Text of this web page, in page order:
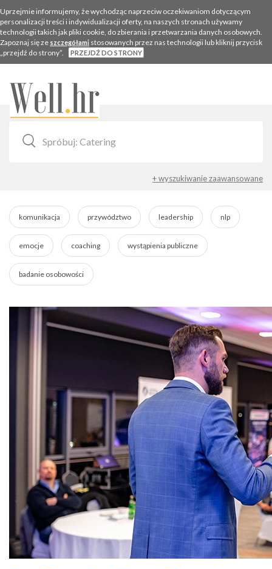
Uprzejmie informujemy, że wychodząc naprzeciw oczekiwaniom dotyczącym
personalizacji treści i indywidualizacji oferty, na naszych stronach używamy
technologii takich jak pliki cookie, do zbierania i przetwarzania danych osobowych.
Zapoznaj się ze szczegółami stosowanych przez nas technologii lub kliknij przycisk
„przejdź do strony”.
PRZEJDŹ DO STRONY
+ wyszukiwanie zaawansowane
komunikacja przywództwo leadership nlp
emocje coaching wystąpienia publiczne
badanie osobowości